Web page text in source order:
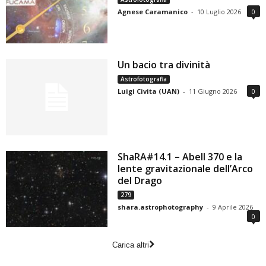
Agnese Caramanico - 10 Luglio 2026 0
Un bacio tra divinità
Astrofotografia
Luigi Civita (UAN) - 11 Giugno 2026 0
ShaRA#14.1 – Abell 370 e la
lente gravitazionale dell’Arco
del Drago
279
shara.astrophotography - 9 Aprile 2026
0
Carica altri